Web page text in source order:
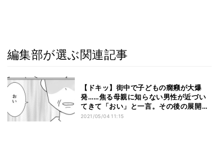
編集部が選ぶ関連記事
【ドキッ】街中で子どもの癇癪が大爆
発……焦る母親に知らない男性が近づい
てきて「おい」と一言。その後の展開に
「私も一緒にお礼を言いたい」と感動の
2021/05/04 11:15